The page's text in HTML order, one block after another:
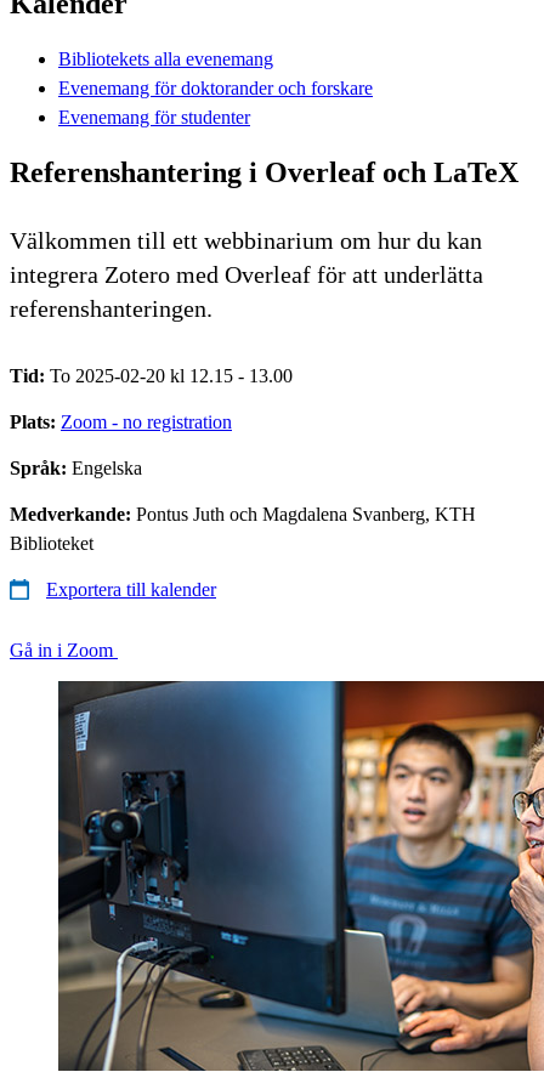
Bibliotekets alla evenemang
Evenemang för doktorander och forskare
Evenemang för studenter
Referenshantering i Overleaf och LaTeX
Välkommen till ett webbinarium om hur du kan
integrera Zotero med Overleaf för att underlätta
referenshanteringen.
Tid: To 2025-02-20 kl 12.15 - 13.00
Plats: Zoom - no registration
Språk: Engelska
Medverkande: Pontus Juth och Magdalena Svanberg, KTH
Biblioteket
Exportera till kalender
Gå in i Zoom